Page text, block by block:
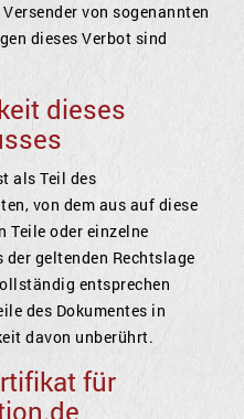
von sogenannten
dieses Verbot sind
dieses
als Teil des
von dem aus auf diese
Teile oder einzelne
der geltenden Rechtslage
entsprechen
des Dokumentes in
davon unberührt.
für